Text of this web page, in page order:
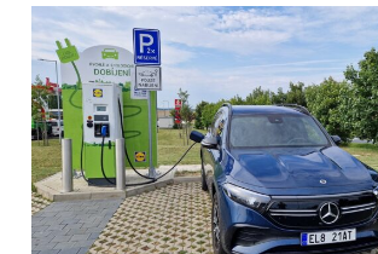
Levné
cestování?
U
elektromobilů
spíš
sázka
do
loterie.
LPG
stále
vychází
nejlevněji